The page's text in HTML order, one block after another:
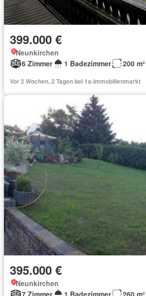
399.000 €
Neunkirchen
6 Zimmer
1 Badezimmer 200 m²
Vor 2 Wochen, 2 Tagen bei 1a-Immobilienmarkt
395.000 €
Neunkirchen